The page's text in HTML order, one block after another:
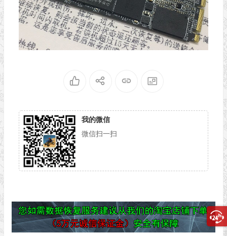
我的微信
微信扫一扫